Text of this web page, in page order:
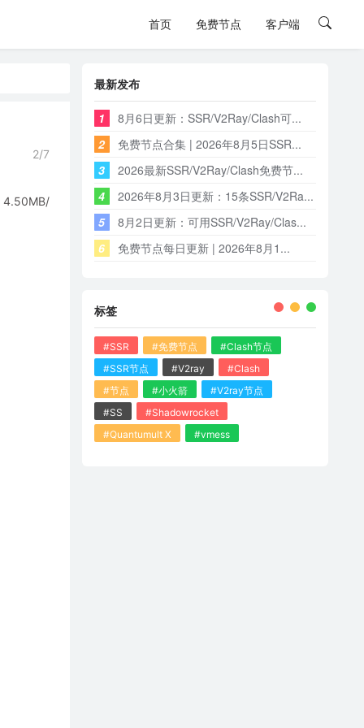
首页 免费节点 客户端
2/7
4.50MB/
最新发布
1
8月6日更新：SSR/V2Ray/Clash可...
2
免费节点合集 | 2026年8月5日SSR...
3
2026最新SSR/V2Ray/Clash免费节...
4
2026年8月3日更新：15条SSR/V2Ra...
5
8月2日更新：可用SSR/V2Ray/Clas...
6
免费节点每日更新 | 2026年8月1...
标签
#SSR #免费节点
#Clash节点
#SSR节点
#V2ray
#Clash
#节点
#小火箭
#V2ray节点
#SS
#Shadowrocket
#Quantumult X
#vmess